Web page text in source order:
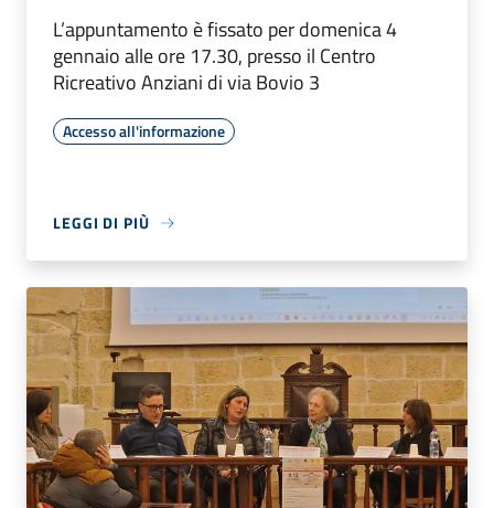
L’appuntamento è fissato per domenica 4
gennaio alle ore 17.30, presso il Centro
Ricreativo Anziani di via Bovio 3
Accesso all'informazione
LEGGI DI PIÙ